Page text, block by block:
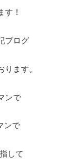
す！
ブログ
ります。
ンで
ンで
して